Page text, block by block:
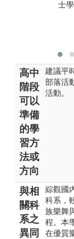
士
高中
階段
可以
準備
的學
習方
法或
方向
建議平
部落活
活動。
與相
關科
系之
異同
綜觀國
科系，
族樂舞
程。本
在優質